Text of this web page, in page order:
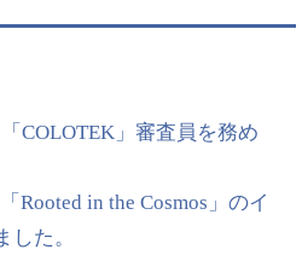
COLOTEK」審査員を務め
Rooted in the Cosmos」のイ
た。